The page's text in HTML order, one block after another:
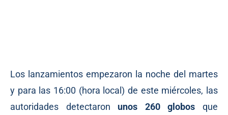
Los lanzamientos empezaron la noche del martes
y para las 16:00 (hora local) de este miércoles, las
autoridades detectaron unos 260 globos que